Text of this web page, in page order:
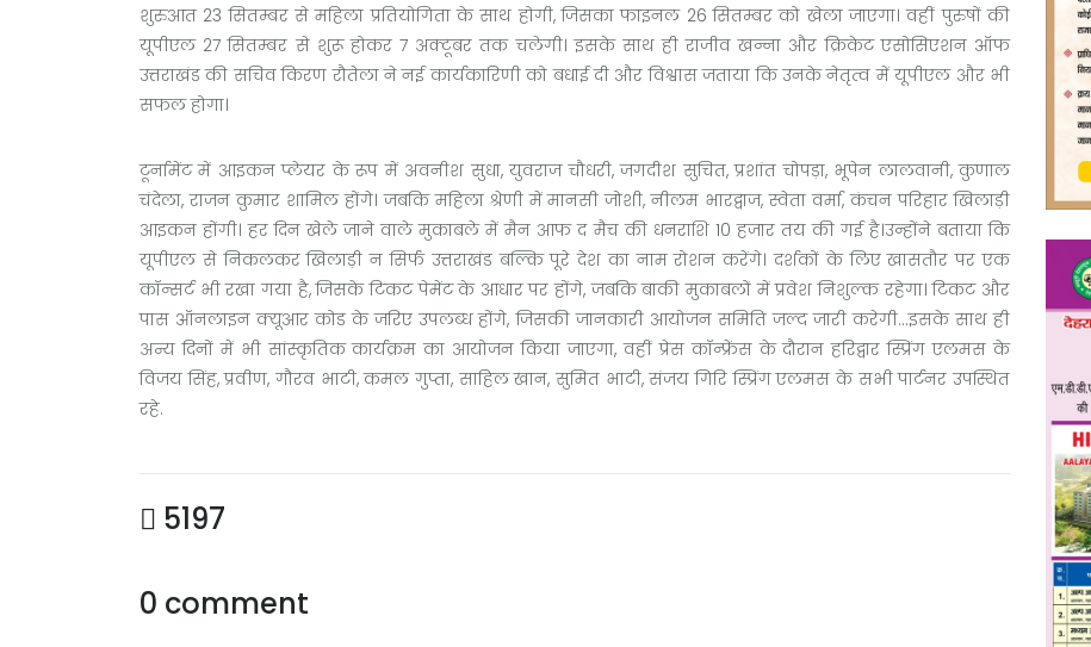
शुरुआत 23 सितम्बर से महिला प्रतियोगिता के साथ होगी, जिसका फाइनल 26 सितम्बर को खेला जाएगा। वहीं पुरुषों की
यूपीएल 27 सितम्बर से शुरू होकर 7 अक्टूबर तक चलेगी। इसके साथ ही राजीव खन्ना और क्रिकेट एसोसिएशन ऑफ
उत्तराखंड की सचिव किरण रौतेला ने नई कार्यकारिणी को बधाई दी और विश्वास जताया कि उनके नेतृत्व में यूपीएल और भी
सफल होगा।
टूर्नामेंट में आइकन प्लेयर के रूप में अवनीश सुधा, युवराज चौधरी, जगदीश सुचित, प्रशांत चोपड़ा, भूपेन लालवानी, कुणाल
चंदेला, राजन कुमार शामिल होंगे। जबकि महिला श्रेणी में मानसी जोशी, नीलम भारद्वाज, स्वेता वर्मा, कंचन परिहार खिलाड़ी
आइकन होंगी। हर दिन खेले जाने वाले मुकाबले में मैन आफ द मैच की धनराशि 10 हजार तय की गई है।उन्होंने बताया कि
यूपीएल से निकलकर खिलाड़ी न सिर्फ उत्तराखंड बल्कि पूरे देश का नाम रोशन करेंगे। दर्शकों के लिए खासतौर पर एक
कॉन्सर्ट भी रखा गया है, जिसके टिकट पेमेंट के आधार पर होंगे, जबकि बाकी मुकाबलों में प्रवेश निशुल्क रहेगा। टिकट और
पास ऑनलाइन क्यूआर कोड के जरिए उपलब्ध होंगे, जिसकी जानकारी आयोजन समिति जल्द जारी करेगी…इसके साथ ही
अन्य दिनों में भी सांस्कृतिक कार्यक्रम का आयोजन किया जाएगा, वहीं प्रेस कॉन्फ्रेंस के दौरान हरिद्वार स्प्रिंग एलमस के
विजय सिंह, प्रवीण, गौरव भाटी, कमल गुप्ता, साहिल खान, सुमित भाटी, संजय गिरि स्प्रिंग एलमस के सभी पार्टनर उपस्थित
रहे.
5197
0 comment